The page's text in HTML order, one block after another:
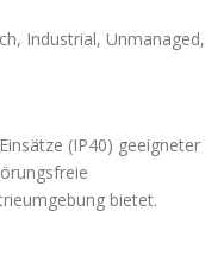
(IP40) geeigneter
bietet.